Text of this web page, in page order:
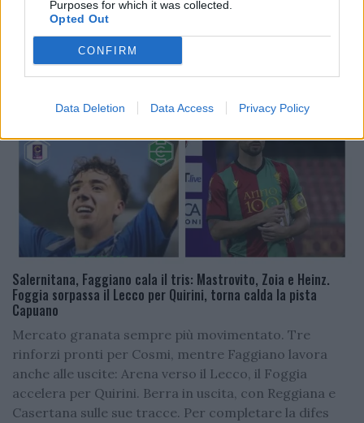
Purposes for which it was collected.
Opted Out
CONFIRM
Data Deletion Data Access Privacy Policy
Salernitana, Faggiano cala il tris: Mastrovito, Zoia e Heinz.
Foggia sorpassa il Lecco per Quirini, torna calda la pista
Capuano
Mercato granata sempre più movimentato. Tre
rinforzi pronti per Cosmi, mentre Faggiano lavora
anche alle uscite: Arena verso il Lecco, il Foggia
accelera per Quirini. Berra in uscita, con Reggiana e
Casertana sulle sue tracce. Per completare la difes